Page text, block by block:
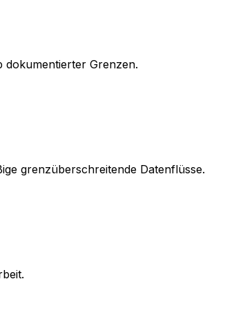
Grenzen.
grenzüberschreitende Datenflüsse.